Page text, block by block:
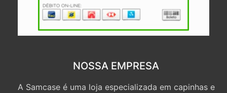
NOSSA EMPRESA
A Samcase é uma loja especializada em capinhas e